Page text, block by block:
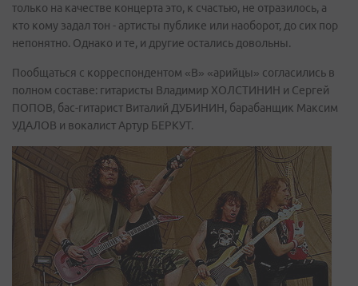
только на качестве концерта это, к счастью, не отразилось, а
кто кому задал тон - артисты публике или наоборот, до сих пор
непонятно. Однако и те, и другие остались довольны.
Пообщаться с корреспондентом «В» «арийцы» согласились в
полном составе: гитаристы Владимир ХОЛСТИНИН и Сергей
ПОПОВ, бас-гитарист Виталий ДУБИНИН, барабанщик Максим
УДАЛОВ и вокалист Артур БЕРКУТ.